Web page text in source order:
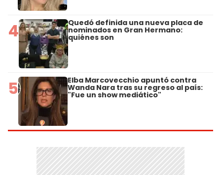
4 Quedó definida una nueva placa de
nominados en Gran Hermano:
quiénes son
5 Elba Marcovecchio apuntó contra
Wanda Nara tras su regreso al país:
"Fue un show mediático"